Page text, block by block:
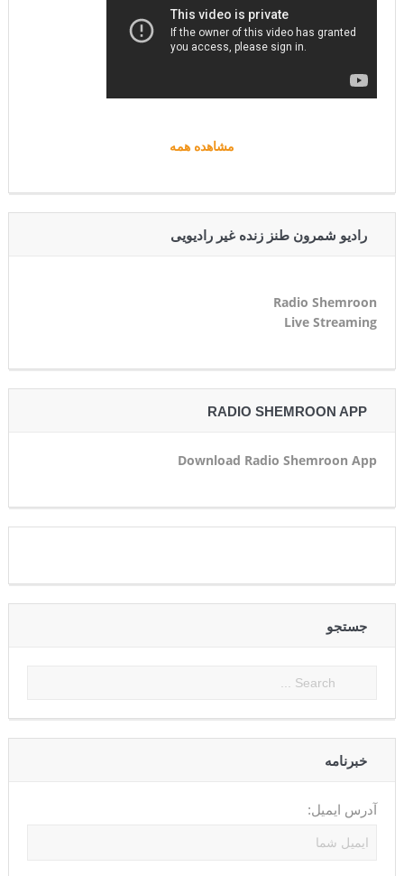
مشاهده همه
رادیو شمرون طنز زنده غیر رادیویی
Radio Shemroon
Live Streaming
RADIO SHEMROON APP
Download Radio Shemroon App
جستجو
خبرنامه
آدرس ایمیل: